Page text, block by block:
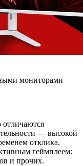
мониторами
— высокой
отклика.
геймплеем:
и прочих.